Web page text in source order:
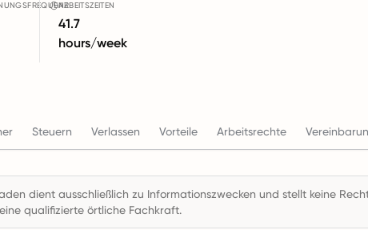
ARBEITSZEITEN
41.7
hours/week
Steuern Verlassen Vorteile Arbeitsrechte
dient ausschließlich zu Informationszwecken und stellt keine
qualifizierte örtliche Fachkraft.